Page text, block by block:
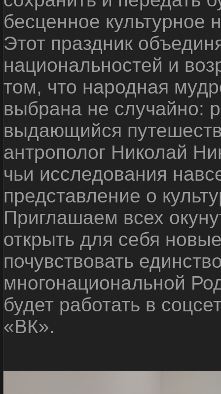
бесценное культурное
Этот праздник
национальностей и
том, что народная
выбрана не случайно:
выдающийся
антрополог Николай
чьи исследования
представление о
Приглашаем всех
открыть для себя
почувствовать
многонациональной
будет работать в
«ВК».